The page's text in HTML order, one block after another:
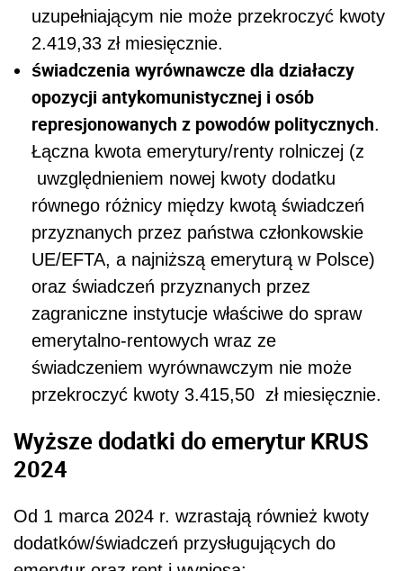
uzupełniającym nie może przekroczyć kwoty
2.419,33 zł miesięcznie.
świadczenia wyrównawcze dla działaczy
opozycji antykomunistycznej i osób
represjonowanych z powodów politycznych.
Łączna kwota emerytury/renty rolniczej (z
uwzględnieniem nowej kwoty dodatku
równego różnicy między kwotą świadczeń
przyznanych przez państwa członkowskie
UE/EFTA, a najniższą emeryturą w Polsce)
oraz świadczeń przyznanych przez
zagraniczne instytucje właściwe do spraw
emerytalno-rentowych wraz ze
świadczeniem wyrównawczym nie może
przekroczyć kwoty 3.415,50 zł miesięcznie.
Wyższe dodatki do emerytur KRUS
2024
Od 1 marca 2024 r. wzrastają również kwoty
dodatków/świadczeń przysługujących do